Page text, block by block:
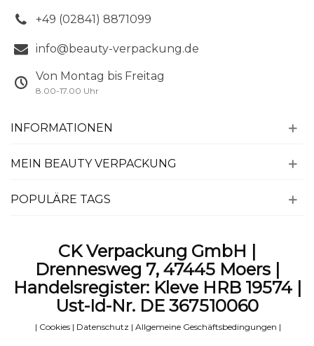
+49 (02841) 8871099
info@beauty-verpackung.de
Von Montag bis Freitag
8.00-17.00 Uhr
INFORMATIONEN
MEIN BEAUTY VERPACKUNG
POPULÄRE TAGS
CK Verpackung GmbH |
Drennesweg 7, 47445 Moers |
Handelsregister: Kleve HRB 19574 |
Ust-Id-Nr. DE 367510060
| Cookies | Datenschutz | Allgemeine Geschäftsbedingungen |